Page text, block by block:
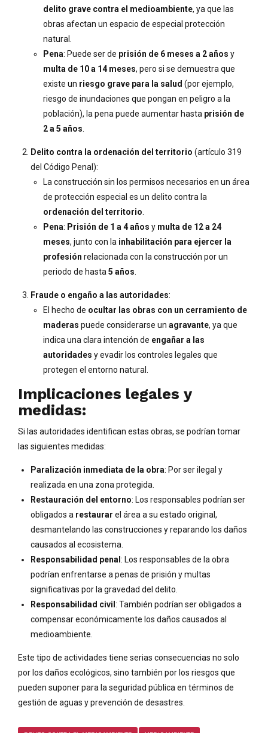
delito grave contra el medioambiente, ya que las
obras afectan un espacio de especial protección
natural.
Pena: Puede ser de prisión de 6 meses a 2 años y
multa de 10 a 14 meses, pero si se demuestra que
existe un riesgo grave para la salud (por ejemplo,
riesgo de inundaciones que pongan en peligro a la
población), la pena puede aumentar hasta prisión de
2 a 5 años
Delito contra la ordenación del territorio (artículo 319
del Código Penal):
La construcción sin los permisos necesarios en un área
de protección especial es un delito contra la
ordenación del territorio
Pena: Prisión de 1 a 4 años y multa de 12 a 24
meses, junto con la inhabilitación para ejercer la
profesión relacionada con la construcción por un
periodo de hasta 5 años
Fraude o engaño a las autoridades:
El hecho de ocultar las obras con un cerramiento de
maderas puede considerarse un agravante, ya que
indica una clara intención de engañar a las
autoridades y evadir los controles legales que
protegen el entorno natural.
Implicaciones legales y
medidas:
Si las autoridades identifican estas obras, se podrían tomar
las siguientes medidas:
Paralización inmediata de la obra: Por ser ilegal y
realizada en una zona protegida.
Restauración del entorno: Los responsables podrían ser
obligados a restaurar el área a su estado original,
desmantelando las construcciones y reparando los daños
causados al ecosistema.
Responsabilidad penal : Los responsables de la obra
podrían enfrentarse a penas de prisión y multas
significativas por la gravedad del delito.
Responsabilidad civil : También podrían ser obligados a
compensar económicamente los daños causados al
medioambiente.
Este tipo de actividades tiene serias consecuencias no solo
por los daños ecológicos, sino también por los riesgos que
pueden suponer para la seguridad pública en términos de
gestión de aguas y prevención de desastres.